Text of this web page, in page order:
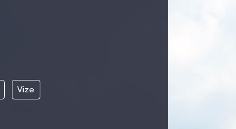
Vize